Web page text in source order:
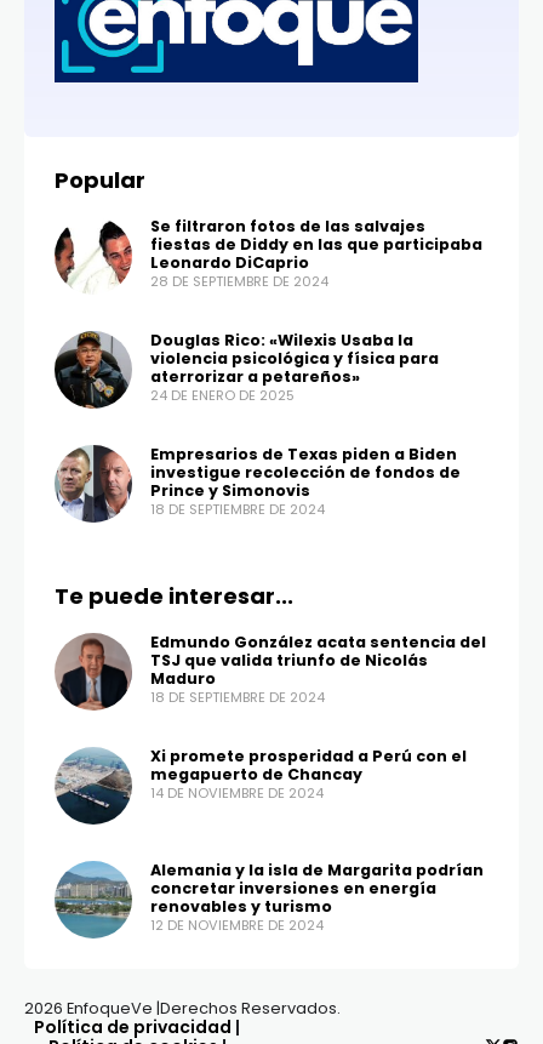
Popular
Se filtraron fotos de las salvajes
fiestas de Diddy en las que participaba
Leonardo DiCaprio
28 DE SEPTIEMBRE DE 2024
Douglas Rico: «Wilexis Usaba la
violencia psicológica y física para
aterrorizar a petareños»
24 DE ENERO DE 2025
Empresarios de Texas piden a Biden
investigue recolección de fondos de
Prince y Simonovis
18 DE SEPTIEMBRE DE 2024
Te puede interesar...
Edmundo González acata sentencia del
TSJ que valida triunfo de Nicolás
Maduro
18 DE SEPTIEMBRE DE 2024
Xi promete prosperidad a Perú con el
megapuerto de Chancay
14 DE NOVIEMBRE DE 2024
Alemania y la isla de Margarita podrían
concretar inversiones en energía
renovables y turismo
12 DE NOVIEMBRE DE 2024
2026 EnfoqueVe |Derechos Reservados.
Política de privacidad |